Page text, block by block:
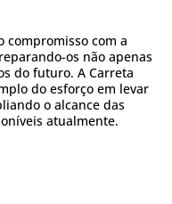
compromisso com a
os não apenas
do futuro. A Carreta
do esforço em levar
o alcance das
atualmente.